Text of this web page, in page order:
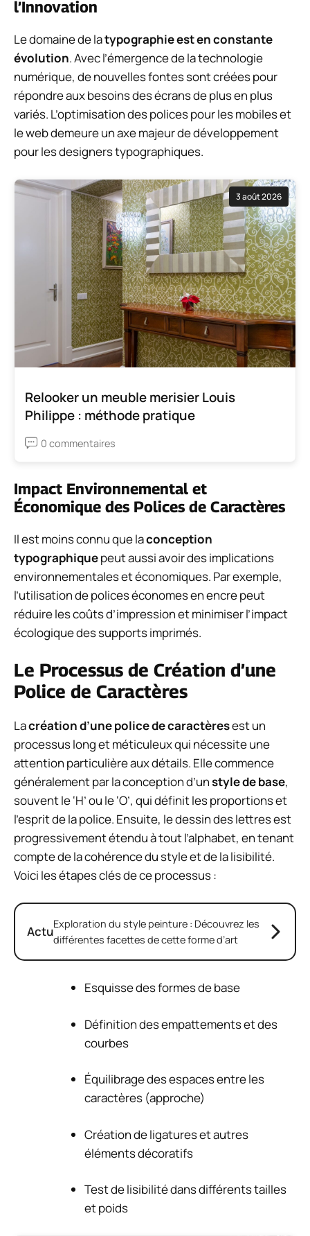
l’Innovation
Le domaine de latypographie est en constante
évolution. Avec l’émergence de la technologie
numérique, de nouvelles fontes sont créées pour
répondre aux besoins des écrans de plus en plus
variés. L’optimisation des polices pour les mobiles et
le web demeure un axe majeur de développement
pour les designers typographiques.
3 août 2026
Relooker un meuble merisier Louis
Philippe : méthode pratique
0 commentaires
Impact Environnemental et
Économique des Polices de Caractères
Il est moins connu que laconception
typographiquepeut aussi avoir des implications
environnementales et économiques. Par exemple,
l’utilisation de polices économes en encre peut
réduire les coûts d’impression et minimiser l’impact
écologique des supports imprimés.
Le Processus de Création d’une
Police de Caractères
Lacréation d’une police de caractèresest un
processus long et méticuleux qui nécessite une
attention particulière aux détails. Elle commence
généralement par la conception d’unstyle de base,
souvent le ‘H’ ou le ‘O’, qui définit les proportions et
l’esprit de la police. Ensuite, le dessin des lettres est
progressivement étendu à tout l’alphabet, en tenant
compte de la cohérence du style et de la lisibilité.
Voici les étapes clés de ce processus :
ActuExploration du style peinture : Découvrez les
différentes facettes de cette forme d’art
Esquisse des formes de base
Définition des empattements et des
courbes
Équilibrage des espaces entre les
caractères (approche)
Création de ligatures et autres
éléments décoratifs
Test de lisibilité dans différents tailles
et poids